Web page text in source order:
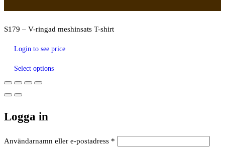
S179 – V-ringad meshinsats T-shirt
Login to see price
Select options
Logga in
Användarnamn eller e-postadress *